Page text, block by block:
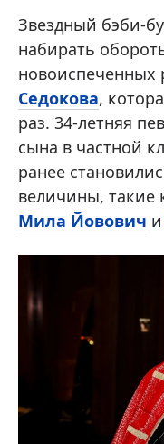
Звездный бэби-
набирать
новоиспеченных
Седокова,
раз. 34-летняя
сына в частной
ранее
величины, такие
Мила Йовович и